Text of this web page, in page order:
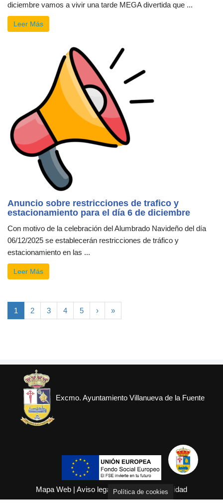
diciembre vamos a vivir una tarde MEGA divertida que ...
Leer Más
Anuncio sobre restricciones de trafico y
estacionamiento para el día 6 de diciembre
Con motivo de la celebración del Alumbrado Navideño del día
06/12/2025 se establecerán restricciones de tráfico y
estacionamiento en las ...
Leer Más
1 2 3 4 5 › »
Excmo. Ayuntamiento Villanueva de la Fuente
Mapa Web | Aviso legal |Política de privacidad
Política de cookies